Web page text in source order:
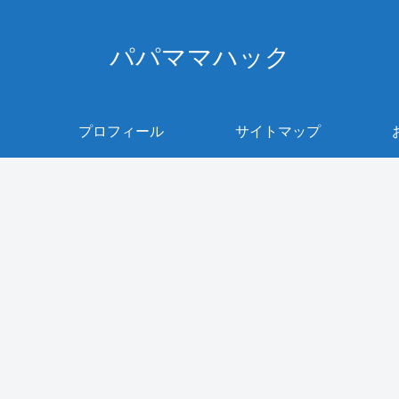
パパママハック
プロフィール サイトマップ